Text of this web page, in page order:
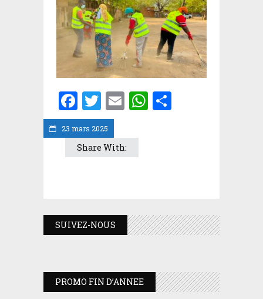
23 mars 2025
Facebook
Twitter
EmailWhatsApp
Share With:
SUIVEZ-NOUS
PROMO FIN D’ANNEE